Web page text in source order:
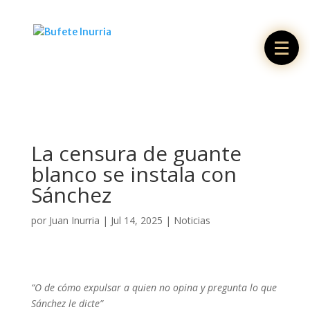
La censura de guante
blanco se instala con
Sánchez
por Juan Inurria | Jul 14, 2025 | Noticias
“O de cómo expulsar a quien no opina y pregunta lo que
Sánchez le dicte”